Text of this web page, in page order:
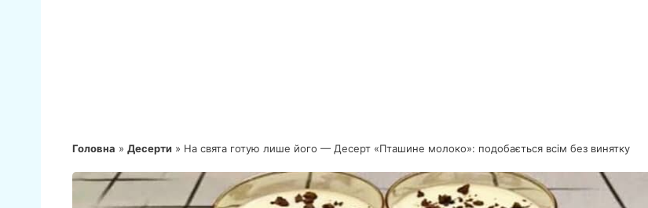
Головна » Десерти » На свята готую лише його — Десерт «Пташине молоко»: подобається всім без винятку